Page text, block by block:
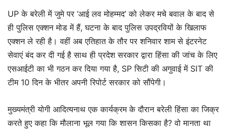
UP के बरेली में जुमे पर ‘आई लव मोहम्मद’ को लेकर मचे बवाल के बाद से
ही पुलिस एक्शन मोड में हैं, घटना के बाद पुलिस उपद्रवियों के खिलाफ
एक्शन ले रही है। वहीं अब एतिहात के तौर पर शनिवार शाम से इंटरनेट
सेवाएं बंद कर दी गई है साथ ही प्रदेश सरकार द्वारा हिंसा की जांच के लिए
एसआईटी का भी गठन कर दिया गया है, SP सिटी की अगुवाई में SIT की
टीम 10 दिन के भीतर अपनी रिपोर्ट सरकार को सौंपेगी।
मुख्यमंत्री योगी आदित्यनाथ एक कार्यक्रम के दौरान बरेली हिंसा का जिक्र
करते हुए कहा कि मौलाना भूल गया कि शासन किसका है? वो मानता था